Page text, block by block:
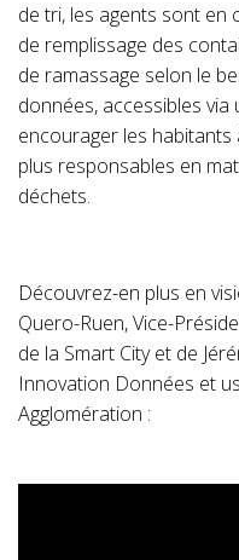
de tri, les agents sont en
de remplissage des
de ramassage selon le
données, accessibles via
encourager les
plus responsables en
déchets.
Découvrez-en plus en
Quero-Ruen, Vice-
de la Smart City et de
Innovation Données et
Agglomération :